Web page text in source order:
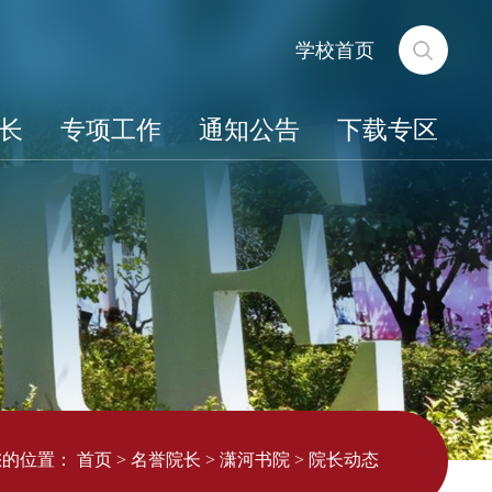
学校首页
专项工作 通知公告 下载专区
位置： 首页 > 名誉院长 > 潇河书院 > 院长动态